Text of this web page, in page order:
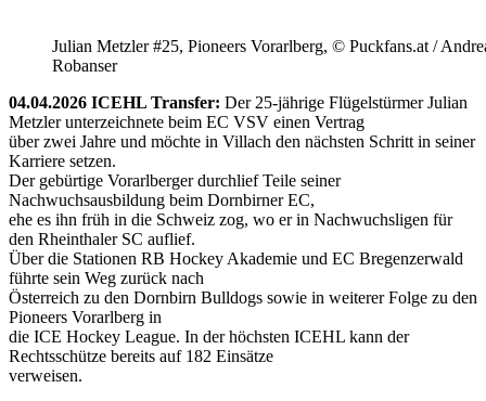
Julian Metzler #25, Pioneers Vorarlberg, © Puckfans.at /
Robanser
04.04.2026 ICEHL Transfer: Der 25-jährige Flügelstürmer Julian
Metzler unterzeichnete beim EC VSV einen Vertrag
über zwei Jahre und möchte in Villach den nächsten Schritt in seiner
Karriere setzen.
Der gebürtige Vorarlberger durchlief Teile seiner
Nachwuchsausbildung beim Dornbirner EC,
ehe es ihn früh in die Schweiz zog, wo er in Nachwuchsligen für
den Rheinthaler SC auflief.
Über die Stationen RB Hockey Akademie und EC Bregenzerwald
führte sein Weg zurück nach
Österreich zu den Dornbirn Bulldogs sowie in weiterer Folge zu den
Pioneers Vorarlberg in
die ICE Hockey League. In der höchsten ICEHL kann der
Rechtsschütze bereits auf 182 Einsätze
verweisen.